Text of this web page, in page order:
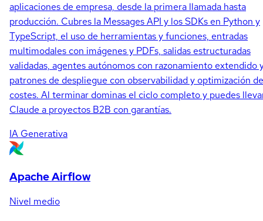
aplicaciones de empresa, desde la primera llamada hasta
producción. Cubres la Messages API y los SDKs en Python y
TypeScript, el uso de herramientas y funciones, entradas
multimodales con imágenes y PDFs, salidas estructuradas
validadas, agentes autónomos con razonamiento extendido
patrones de despliegue con observabilidad y optimización de
costes. Al terminar dominas el ciclo completo y puedes
Claude a proyectos B2B con garantías.
IA Generativa
Apache Airflow
Nivel medio